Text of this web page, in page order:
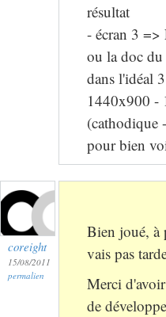
résultat
- écran 3
ou la doc
dans l'idéal
1440x900 -
pour bien
coreight
15/08/2011
permalien
Bien joué, à
vais pas
Merci
de